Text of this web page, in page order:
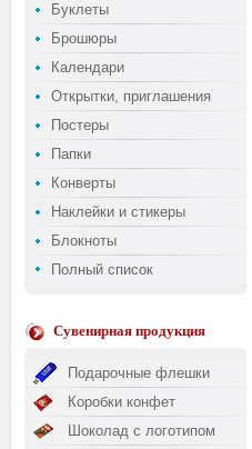
Буклеты
Брошюры
Календари
Открытки, приглашения
Постеры
Папки
Конверты
Наклейки и стикеры
Блокноты
Полный список
Сувенирная продукция
Подарочные флешки
Коробки конфет
Шоколад с логотипом